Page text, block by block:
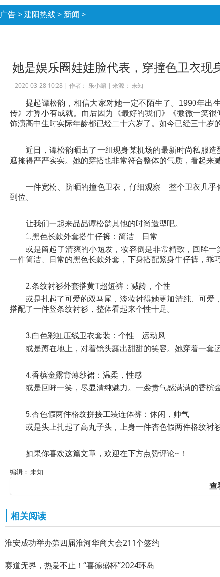
广告>建阳热线> 新闻 >
她是娱乐圈娃娃脸代表，穿撞色卫衣现
2020-03-28 10:28 | 作者： 乐小编 | 来源： 未知
提起谭松韵，相信大家对她一定不陌生了。1990年出
传》才算小有成就。而后因为《最好的我们》《微微一笑
饰演高中生时实际年龄都已经二十六岁了。如今已经三十岁
近日，谭松韵晒出了一组现身某机场的最新时尚私服
遮掩得严严实实。她的穿搭也非常符合整体的气质，看起来
一件宽松、防晒的撞色卫衣，仔细观察，整个卫衣几
到位。
让我们一起来品品谭松韵其他的时尚造型吧。
1.黑色长款外套搭牛仔裤：简洁，日常
或是留起了清爽的小短发，妆容倒是非常精致，回眸
一件简洁、日常的黑色长款外套，下身搭配紧身牛仔裤，乖
2.条纹衬衫外套搭黄T超短裤：减龄，个性
或是扎起了可爱的双马尾，淡妆衬得她更加清纯、可
搭配了一件竖条纹衬衫，整体看起来个性十足。
3.白色彩虹压线卫衣套装：个性，运动风
或是蹲在地上，对着镜头露出甜甜的笑容。她穿着一套
4.香槟金露背薄纱裙：温柔，性感
或是回眸一笑，尽显清纯魅力。一袭贵气感满满的香槟
5.杏色假两件格纹拼接工装连体裤：休闲，帅气
或是头上扎起了高丸子头，上身一件杏色假两件格纹衬
如果你喜欢这篇文章，欢迎在下方点赞评论~！
编辑： 未知
查
相关阅读
淮安成功举办第四届淮河华商大会211个签约
赛道无界，热爱不止！“喜德盛杯”2024环岛